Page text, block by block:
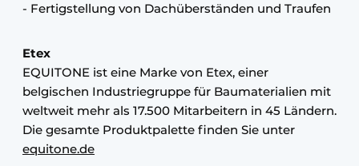
- Fertigstellung von Dachüberständen und Traufen
Etex
EQUITONE ist eine Marke von Etex, einer
belgischen Industriegruppe für Baumaterialien mit
weltweit mehr als 17.500 Mitarbeitern in 45 Ländern.
Die gesamte Produktpalette finden Sie unter
equitone.de